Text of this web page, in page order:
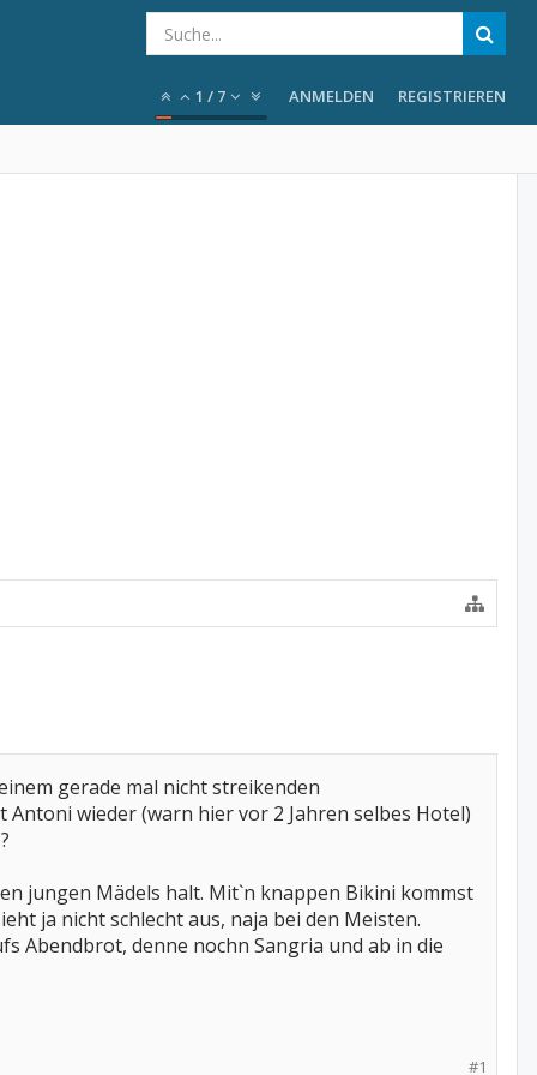
1 / 7 ANMELDEN REGISTRIEREN
gerade mal nicht streikenden
wieder (warn hier vor 2 Jahren selbes Hotel)
jungen Mädels halt. Mit`n knappen Bikini kommst
ja nicht schlecht aus, naja bei den Meisten.
Abendbrot, denne nochn Sangria und ab in die
#1